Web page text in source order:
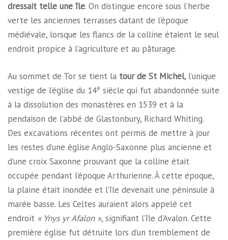
dressait telle une île. On distingue encore sous l’herbe
verte les anciennes terrasses datant de l’époque
médiévale, lorsque les flancs de la colline étaient le seul
endroit propice à l’agriculture et au pâturage.
Au sommet de Tor se tient la tour de St Michel, l’unique
vestige de l’église du 14e siècle qui fut abandonnée suite
à la dissolution des monastères en 1539 et à la
pendaison de l’abbé de Glastonbury, Richard Whiting.
Des excavations récentes ont permis de mettre à jour
les restes d’une église Anglo-Saxonne plus ancienne et
d’une croix Saxonne prouvant que la colline était
occupée pendant l’époque Arthurienne. À cette époque,
la plaine était inondée et l’île devenait une péninsule à
marée basse. Les Celtes auraient alors appelé cet
endroit « Ynys yr Afalon », signifiant l’île d’Avalon. Cette
première église fut détruite lors d’un tremblement de